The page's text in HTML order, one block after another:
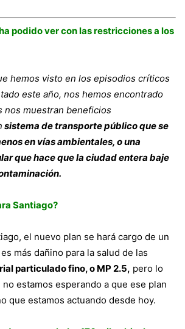
podido ver con las restricciones a los
hemos visto en los episodios críticos
este año, nos hemos encontrado
nos muestran beneficios
sistema de transporte público que se
en vías ambientales, o una
que hace que la ciudad entera baje
Santiago?
el nuevo plan se hará cargo de un
más dañino para la salud de las
particulado fino, o MP 2.5, pero lo
estamos esperando a que ese plan
que estamos actuando desde hoy.